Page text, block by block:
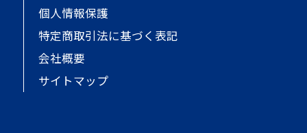
個人情報保護
特定商取引法に基づく表記
会社概要
サイトマップ